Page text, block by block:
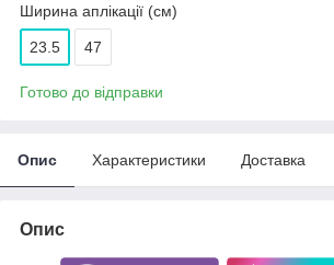
Ширина аплікації (см)
23.5 47
Готово до відправки
Опис Характеристики Доставка
Опис